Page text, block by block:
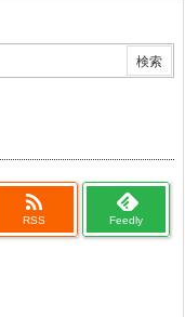

RSS Feedly